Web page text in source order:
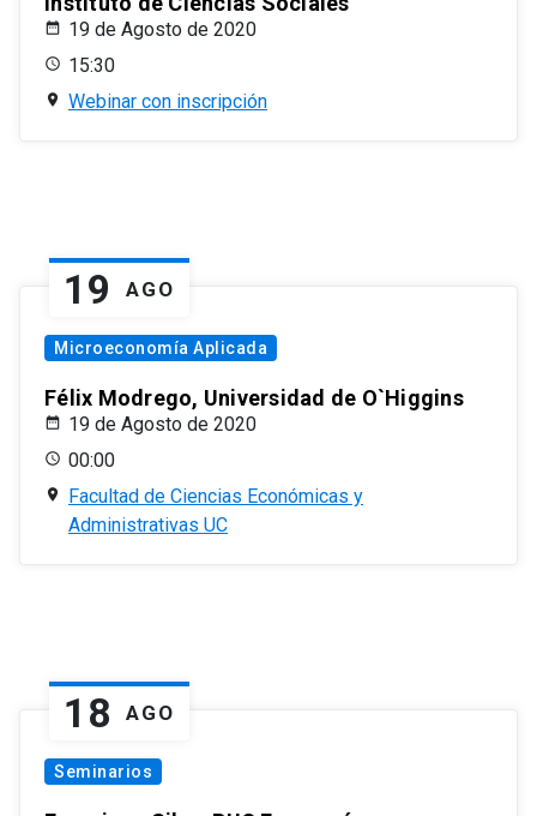
19 de Agosto de 2020
15:30
Webinar con inscripción
19 AGO
Microeconomía Aplicada
Félix Modrego, Universidad de O`Higgins
19 de Agosto de 2020
00:00
Facultad de Ciencias Económicas y
Administrativas UC
18 AGO
Seminarios